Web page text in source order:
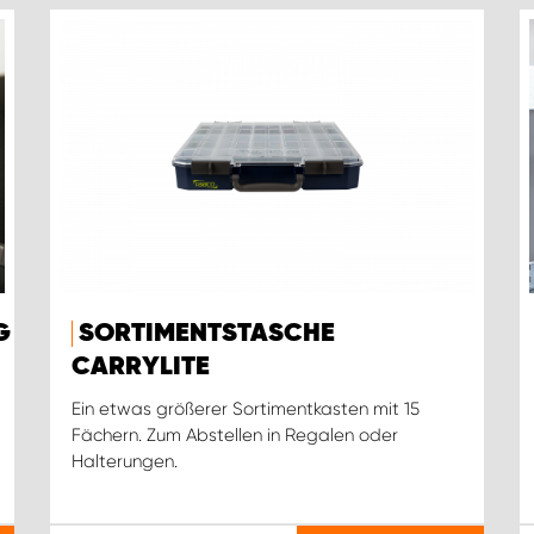
SORTIMENTSTASCHE
CARRYLITE
Ein etwas größerer Sortimentkasten mit 15
Fächern. Zum Abstellen in Regalen oder
Halterungen.